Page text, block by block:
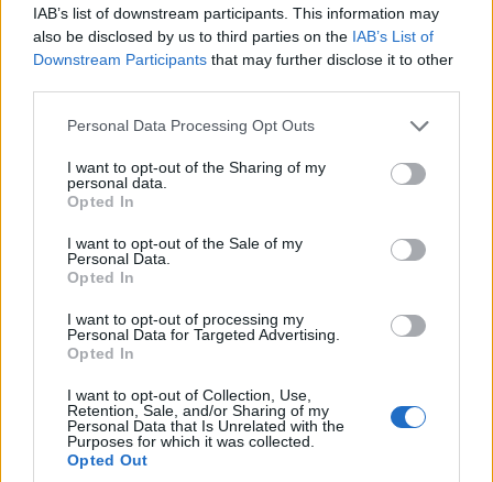
IAB’s list of downstream participants. This information may
also be disclosed by us to third parties on the IAB’s List of
Downstream Participants that may further disclose it to other
Personal Data Processing Opt Outs
I want to opt-out of the Sharing of my
personal data.
Opted In
I want to opt-out of the Sale of my
Personal Data.
Opted In
I want to opt-out of processing my
Personal Data for Targeted Advertising.
Opted In
I want to opt-out of Collection, Use,
Retention, Sale, and/or Sharing of my
Personal Data that Is Unrelated with the
Purposes for which it was collected.
Opted Out
5.
B A Z
O
L A N Z
O
L A
L E A
N
L E
L O B
A
L O
L O Z
A
N A B
O
N O